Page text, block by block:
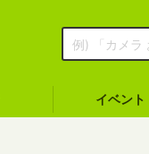
イベント